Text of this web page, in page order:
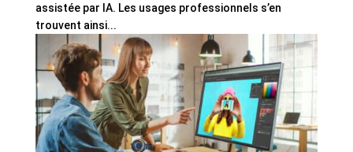
assistée par IA. Les usages professionnels s’en
trouvent ainsi...